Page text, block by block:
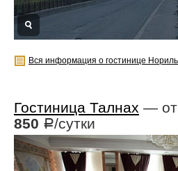
Вся информация о гостинице
Гостиница Талнах — от
850 Р/сутки